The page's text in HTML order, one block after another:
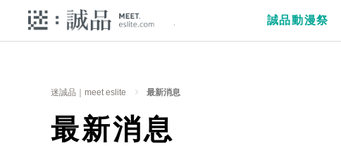
誠品動漫祭
迷誠品｜meet eslite 最新消息
最新消息